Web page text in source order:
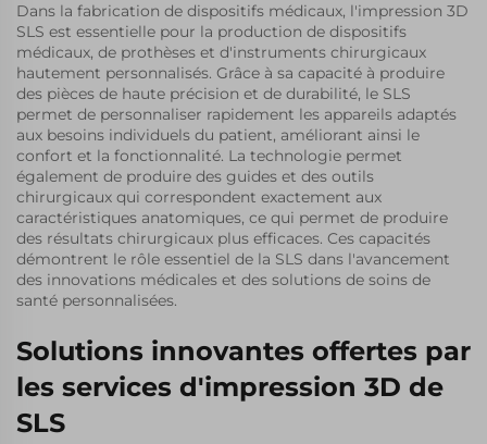
Dans la fabrication de dispositifs médicaux, l'impression 3D
SLS est essentielle pour la production de dispositifs
médicaux, de prothèses et d'instruments chirurgicaux
hautement personnalisés. Grâce à sa capacité à produire
des pièces de haute précision et de durabilité, le SLS
permet de personnaliser rapidement les appareils adaptés
aux besoins individuels du patient, améliorant ainsi le
confort et la fonctionnalité. La technologie permet
également de produire des guides et des outils
chirurgicaux qui correspondent exactement aux
caractéristiques anatomiques, ce qui permet de produire
des résultats chirurgicaux plus efficaces. Ces capacités
démontrent le rôle essentiel de la SLS dans l'avancement
des innovations médicales et des solutions de soins de
santé personnalisées.
Solutions innovantes offertes par
les services d'impression 3D de
SLS